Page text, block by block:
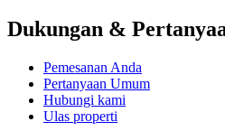
Dukungan &
Pemesanan Anda
Pertanyaan Umum
Hubungi kami
Ulas properti